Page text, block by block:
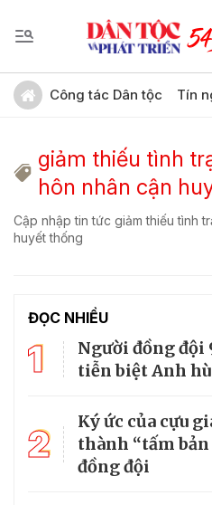
Công tác Dân tộc Tín
giảm thiếu tình
hôn nhân cận
Cập nhập tin tức giảm thiếu tình
huyết thống
ĐỌC NHIỀU
1
Người đồng đội
tiễn biệt Anh
2
Ký ức của cựu
thành “tấm
đồng đội